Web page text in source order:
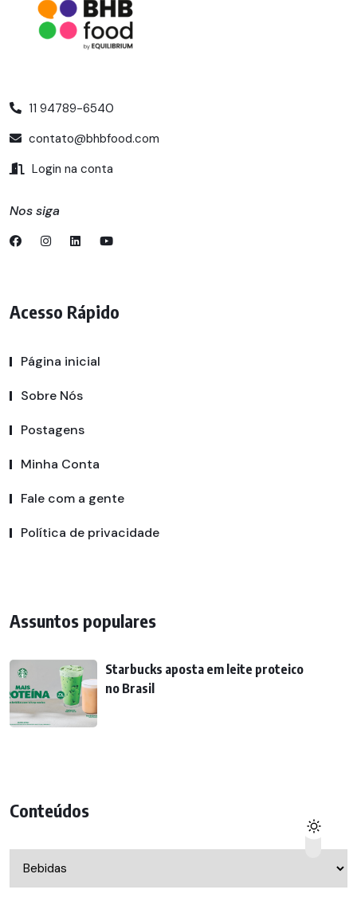
11 94789-6540
contato@bhbfood.com
Login na conta
Nos siga
Acesso Rápido
Página inicial
Sobre Nós
Postagens
Minha Conta
Fale com a gente
Política de privacidade
Assuntos populares
Starbucks aposta em leite proteico
no Brasil
Conteúdos
Conteúdos